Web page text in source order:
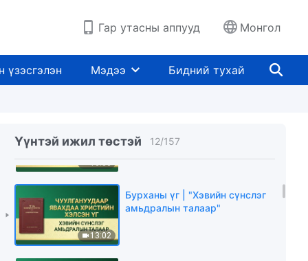
Гар утасны аппууд Монгол
үзэсгэлэн Мэдээ Бидний тухай
Үүнтэй ижил төстэй 12/157
хүсэлд нийцүүлэн үйлчлэх вэ"
16:36
хэрхэн мэдэх тухай"
13:02
Бурханы үг | "Хэвийн сүнслэг
амьдралын талаар"